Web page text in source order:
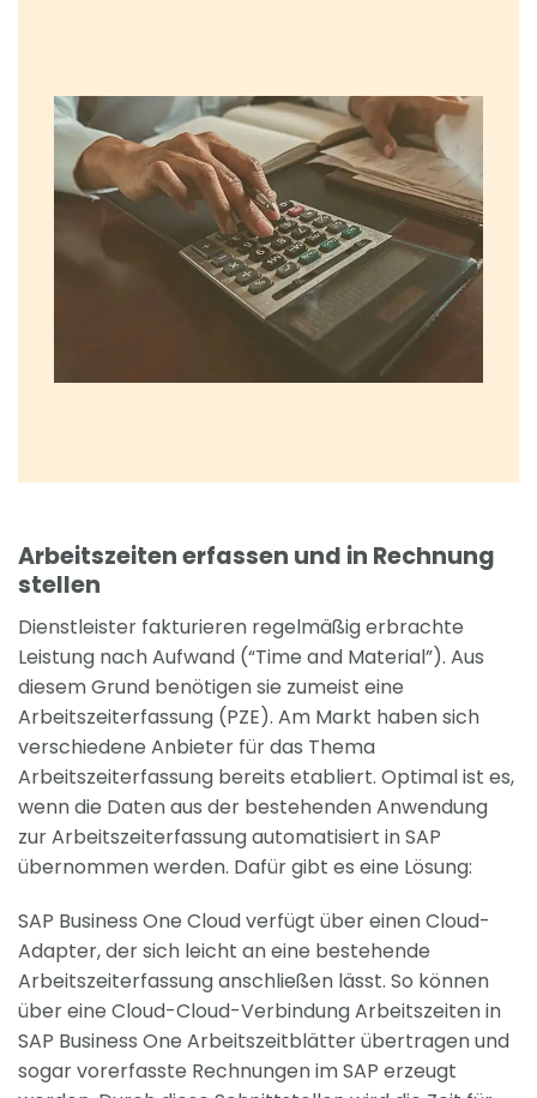
Arbeitszeiten erfassen und in Rechnung
stellen
Dienstleister fakturieren regelmäßig erbrachte
Leistung nach Aufwand (“Time and Material”). Aus
diesem Grund benötigen sie zumeist eine
Arbeitszeiterfassung (PZE). Am Markt haben sich
verschiedene Anbieter für das Thema
Arbeitszeiterfassung bereits etabliert. Optimal ist es,
wenn die Daten aus der bestehenden Anwendung
zur Arbeitszeiterfassung automatisiert in SAP
übernommen werden. Dafür gibt es eine Lösung:
SAP Business One Cloud verfügt über einen Cloud-
Adapter, der sich leicht an eine bestehende
Arbeitszeiterfassung anschließen lässt. So können
über eine Cloud-Cloud-Verbindung Arbeitszeiten in
SAP Business One Arbeitszeitblätter übertragen und
sogar vorerfasste Rechnungen im SAP erzeugt